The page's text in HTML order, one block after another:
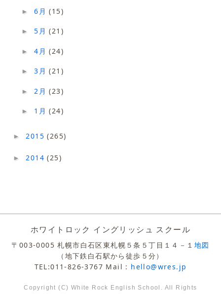
►6月(15)
►5月(21)
►4月(24)
►3月(21)
► 2月(23)
► 1月(24)
► 2015(265)
► 2014(25)
ホワイトロック イングリッシュ スクール
〒003-0005 札幌市白石区東札幌５条５丁目１４－１ 地図
（地下鉄白石駅から徒歩５分）
TEL:011-826-3767 Mail : hello@wres.jp
Copyright (C) White Rock English School. All Rights